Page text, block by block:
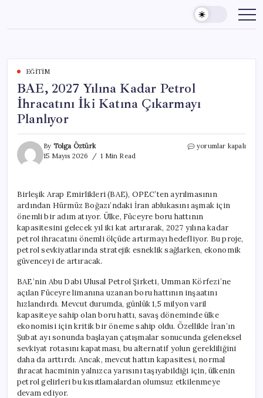
content
EĞITIM
BAE, 2027 Yılına Kadar Petrol
İhracatını İki Katına Çıkarmayı
Planlıyor
By Tolga Öztürk
15 Mayıs 2026
1 Min Read
BAE,
İhracatını
İki
Katına
Çıkarmayı
Planlıyor
için
yorumlar kapalı
Birleşik Arap Emirlikleri (BAE), OPEC’ten ayrılmasının
ardından Hürmüz Boğazı’ndaki İran ablukasını aşmak için
önemli bir adım atıyor. Ülke, Füceyre boru hattının
kapasitesini gelecek yıl iki kat artırarak, 2027 yılına kadar
petrol ihracatını önemli ölçüde artırmayı hedefliyor. Bu proje,
petrol sevkiyatlarında stratejik esneklik sağlarken, ekonomik
güvenceyi de artıracak.
BAE’nin Abu Dabi Ulusal Petrol Şirketi, Umman Körfezi’ne
açılan Füceyre limanına uzanan boru hattının inşaatını
hızlandırdı. Mevcut durumda, günlük 1,5 milyon varil
kapasiteye sahip olan boru hattı, savaş döneminde ülke
ekonomisi için kritik bir öneme sahip oldu. Özellikle İran’ın
Şubat ayı sonunda başlayan çatışmalar sonucunda geleneksel
sevkiyat rotasını kapatması, bu alternatif yolun gerekliliğini
daha da arttırdı. Ancak, mevcut hattın kapasitesi, normal
ihracat hacminin yalnızca yarısını taşıyabildiği için, ülkenin
petrol gelirleri bu kısıtlamalardan olumsuz etkilenmeye
devam ediyor.